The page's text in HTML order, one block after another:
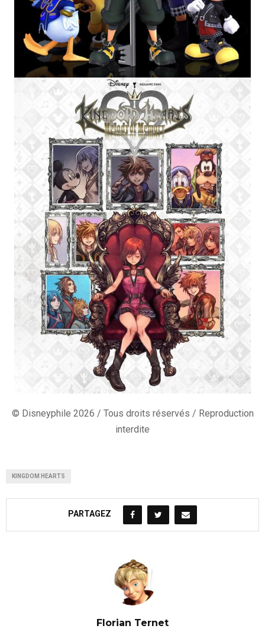
© Disneyphile 2026 / Tous droits réservés / Reproduction
interdite
KINGDOM HEARTS
PARTAGEZ
Florian Ternet